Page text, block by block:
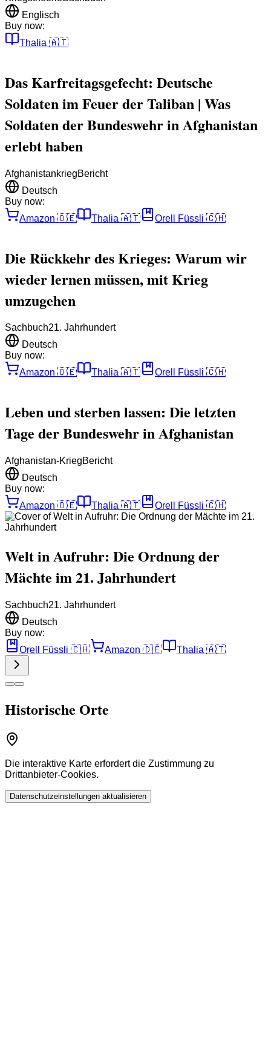
Englisch
Buy now:
Thalia 🇦🇹
Das Karfreitagsgefecht: Deutsche
Soldaten im Feuer der Taliban | Was
Soldaten der Bundeswehr in Afghanistan
erlebt haben
AfghanistankriegBericht
Deutsch
Buy now:
Amazon 🇩🇪 Thalia 🇦🇹 Orell Füssli 🇨🇭
Die Rückkehr des Krieges: Warum wir
wieder lernen müssen, mit Krieg
umzugehen
Sachbuch21. Jahrhundert
Deutsch
Buy now:
Amazon 🇩🇪 Thalia 🇦🇹 Orell Füssli 🇨🇭
Leben und sterben lassen: Die letzten
Tage der Bundeswehr in Afghanistan
Afghanistan-KriegBericht
Deutsch
Buy now:
Amazon 🇩🇪 Thalia 🇦🇹 Orell Füssli 🇨🇭
Welt in Aufruhr: Die Ordnung der
Mächte im 21. Jahrhundert
Sachbuch21. Jahrhundert
Deutsch
Buy now:
Orell Füssli 🇨🇭 Amazon 🇩🇪 Thalia 🇦🇹
Historische Orte
Die interaktive Karte erfordert die Zustimmung zu
Drittanbieter-Cookies.
Datenschutzeinstellungen aktualisieren